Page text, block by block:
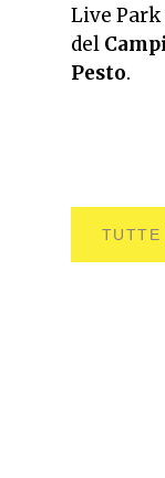
Live Park
del
Pesto.
TUTTE